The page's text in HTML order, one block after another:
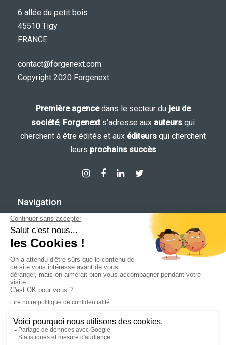
Ce site utilise des cookies pour les statistiques et pour
améliorer votre expérience. En cliquant sur Accepter, vous
notrepolitique de confidentialité
Accepter
6 allée du petit bois
45510 Tigy
FRANCE
contact@forgenext.com
Copyright 2020 Forgenext
Première agencedans le secteur du jeu de
société, Forgenext s’adresse aux auteurs qui
cherchent à être édités et aux éditeurs qui cherchent
leurs prochains succès
Navigation
Accueil
Nos jeux
Guide de style
Contact
Politique de confidentialité
Mentions légales